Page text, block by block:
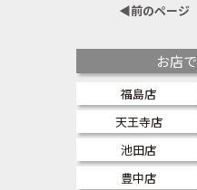
◀︎前のページ
お店
福島店
天王寺店
池田店
豊中店